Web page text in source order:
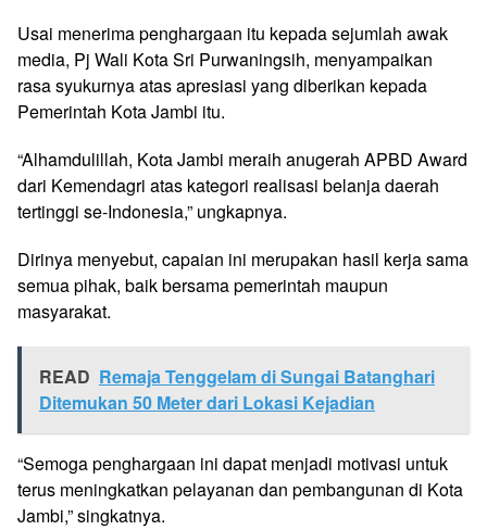
Usai menerima penghargaan itu kepada sejumlah awak
media, Pj Wali Kota Sri Purwaningsih, menyampaikan
rasa syukurnya atas apresiasi yang diberikan kepada
Pemerintah Kota Jambi itu.
“Alhamdulillah, Kota Jambi meraih anugerah APBD Award
dari Kemendagri atas kategori realisasi belanja daerah
tertinggi se-Indonesia,” ungkapnya.
Dirinya menyebut, capaian ini merupakan hasil kerja sama
semua pihak, baik bersama pemerintah maupun
masyarakat.
READ Remaja Tenggelam di Sungai Batanghari
Ditemukan 50 Meter dari Lokasi Kejadian
“Semoga penghargaan ini dapat menjadi motivasi untuk
terus meningkatkan pelayanan dan pembangunan di Kota
Jambi,” singkatnya.